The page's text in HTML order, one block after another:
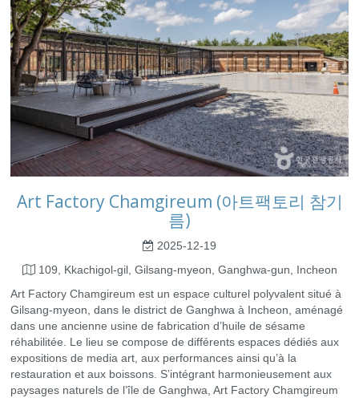
Art Factory Chamgireum (아트팩토리 참기
름)
2025-12-19
109, Kkachigol-gil, Gilsang-myeon, Ganghwa-gun, Incheon
Art Factory Chamgireum est un espace culturel polyvalent situé à
Gilsang-myeon, dans le district de Ganghwa à Incheon, aménagé
dans une ancienne usine de fabrication d’huile de sésame
réhabilitée. Le lieu se compose de différents espaces dédiés aux
expositions de media art, aux performances ainsi qu’à la
restauration et aux boissons. S’intégrant harmonieusement aux
paysages naturels de l’île de Ganghwa, Art Factory Chamgireum